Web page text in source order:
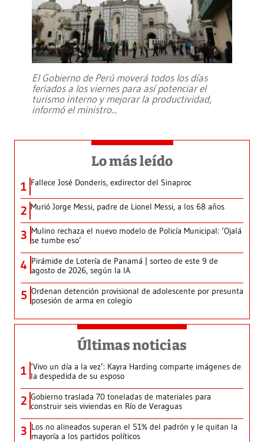
El Gobierno de Perú moverá todos los días
feriados a los viernes para así potenciar el
turismo interno y mejorar la productividad,
informó el ministro...
Lo más leído
1 Fallece José Donderis, exdirector del Sinaproc
2 Murió Jorge Messi, padre de Lionel Messi, a los 68 años
3 Mulino rechaza el nuevo modelo de Policía Municipal: ‘Ojalá
se tumbe eso’
4 Pirámide de Lotería de Panamá | sorteo de este 9 de
agosto de 2026, según la IA
5 Ordenan detención provisional de adolescente por presunta
posesión de arma en colegio
Últimas noticias
1 ‘Vivo un día a la vez’: Kayra Harding comparte imágenes de
la despedida de su esposo
2 Gobierno traslada 70 toneladas de materiales para
construir seis viviendas en Río de Veraguas
3 Los no alineados superan el 51% del padrón y le quitan la
mayoría a los partidos políticos